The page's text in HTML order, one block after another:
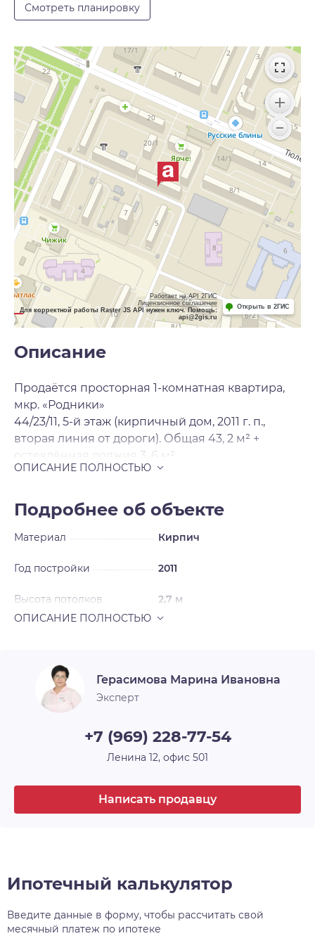
Смотреть планировку
Работает на API 2ГИС
Лицензионное соглашение
Для корректной работы Raster JS API нужен ключ. Помощь:
api@2gis.ru
Открыть в 2ГИС
Описание
Продаётся просторная 1-комнатная квартира,
мкр. «Родники»
44/23/11, 5-й этаж (кирпичный дом, 2011 г. п.,
вторая линия от дороги). Общая 43, 2 м² +
остеклённая лоджия 3, 6 м².
Плюсы:
2 м², холл 5, 9 м²).
Солнечная сторона (юг/юго-восток).
Тихий двор, чистая УК, грузопассажирский
Один взрослый собственник, без
Рядом: школы, сады, «Лента», «Леруа Мерлен»,
поликлиники, ледовый центр «Родник», фитнес,
❗ Покупатель оплачивает агентское
вознаграждение.
Не откладывай на завтра то, что можно купить
Подробнее об объекте
Материал Кирпич
Год постройки 2011
Высота потолков 2,7 м
Санузел
Открытая
Онлайн показ Да
Ипотека Да
Герасимова Марина Ивановна
Эксперт
+7 (969) 228-77-54
Ленина 12, офис 501
Написать продавцу
Ипотечный калькулятор
Введите данные в форму, чтобы рассчитать свой
месячный платеж по ипотеке